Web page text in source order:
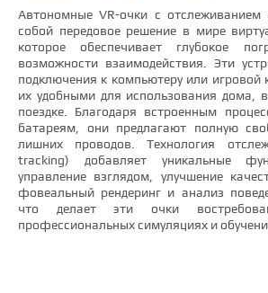
Автономные VR-очки с отслеживанием
собой передовое решение в мире
которое обеспечивает глубокое
возможности взаимодействия. Эти
подключения к компьютеру или игровой
их удобными для использования дома,
поездке. Благодаря встроенным
батареям, они предлагают полную
лишних проводов. Технология
tracking) добавляет уникальные
управление взглядом, улучшение
фовеальный рендеринг и анализ
что делает эти очки
профессиональных симуляциях и